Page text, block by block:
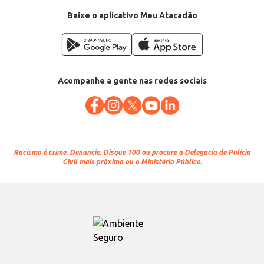
Baixe o aplicativo Meu Atacadão
Acompanhe a gente nas redes sociais
Racismo é crime. Denuncie. Disque 100 ou procure a Delegacia de Polícia
Civil mais próxima ou o Ministério Público.